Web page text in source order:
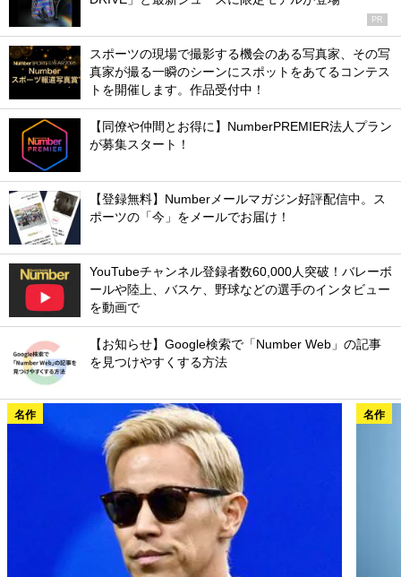
PR
スポーツの現場で撮影する機会のある写真家、その写
真家が撮る一瞬のシーンにスポットをあてるコンテス
トを開催します。作品受付中！
【同僚や仲間とお得に】NumberPREMIER法人プラン
が募集スタート！
【登録無料】Numberメールマガジン好評配信中。ス
ポーツの「今」をメールでお届け！
YouTubeチャンネル登録者数60,000人突破！バレーボ
ールや陸上、バスケ、野球などの選手のインタビュー
を動画で
【お知らせ】Google検索で「Number Web」の記事
を見つけやすくする方法
名作 名作